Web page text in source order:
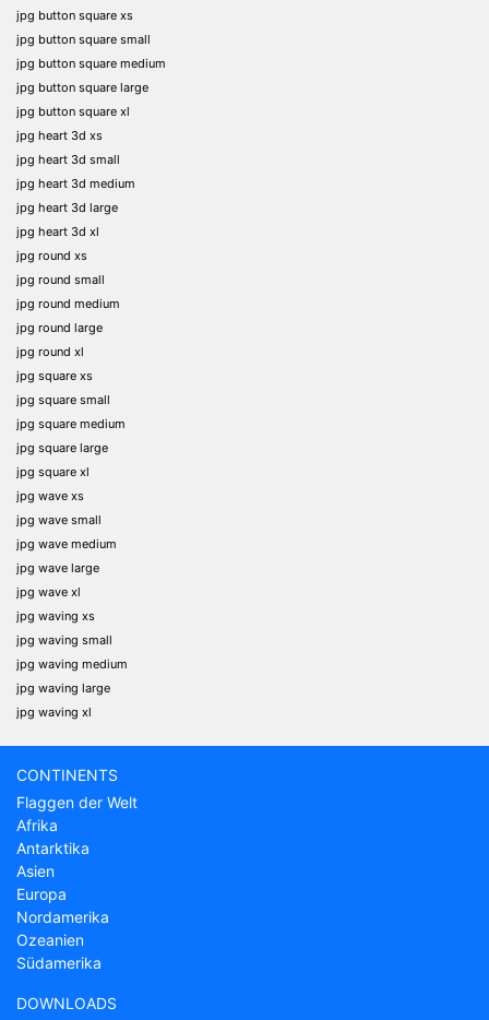
jpg button square xs
jpg button square small
jpg button square medium
jpg button square large
jpg button square xl
jpg heart 3d xs
jpg heart 3d small
jpg heart 3d medium
jpg heart 3d large
jpg heart 3d xl
jpg round xs
jpg round small
jpg round medium
jpg round large
jpg round xl
jpg square xs
jpg square small
jpg square medium
jpg square large
jpg square xl
jpg wave xs
jpg wave small
jpg wave medium
jpg wave large
jpg wave xl
jpg waving xs
jpg waving small
jpg waving medium
jpg waving large
jpg waving xl
CONTINENTS
Flaggen der Welt
Afrika
Antarktika
Asien
Europa
Nordamerika
Ozeanien
Südamerika
DOWNLOADS